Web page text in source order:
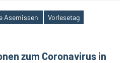
Asemissen Vorlesetag
zum Coronavirus in